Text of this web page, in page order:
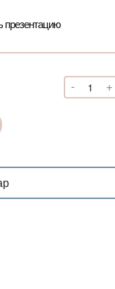
презентацию
-
МК
+